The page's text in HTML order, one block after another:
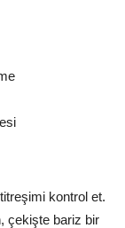
kontrol et.
çekişte bariz bir